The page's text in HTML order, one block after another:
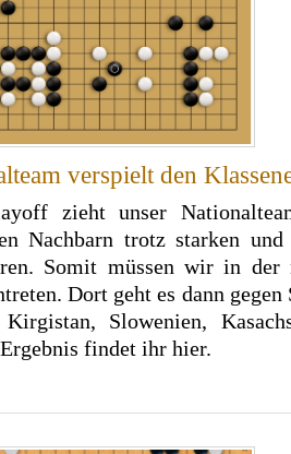
verspielt den
zieht unser
Nachbarn trotz starken und
Somit müssen wir in der
Dort geht es dann gegen
Slowenien,
findet ihr hier.